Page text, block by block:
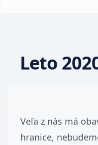
Leto
Veľa z nás má
hranice,